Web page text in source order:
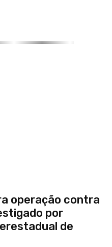
operação contra
por
de